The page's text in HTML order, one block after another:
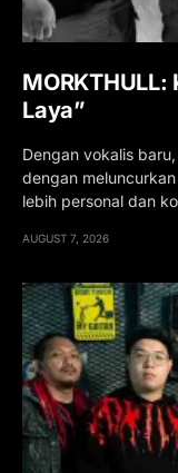
Laya”
Dengan vokalis
dengan
lebih personal dan
AUGUST 7, 2026